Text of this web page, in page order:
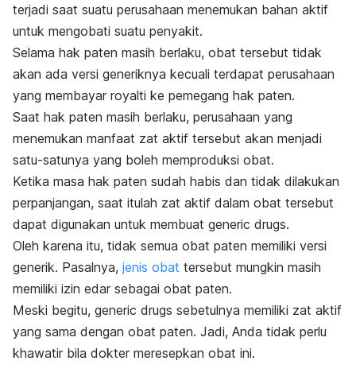
terjadi saat suatu perusahaan menemukan bahan aktif
untuk mengobati suatu penyakit.
Selama hak paten masih berlaku, obat tersebut tidak
akan ada versi generiknya kecuali terdapat perusahaan
yang membayar royalti ke pemegang hak paten.
Saat hak paten masih berlaku, perusahaan yang
menemukan manfaat zat aktif tersebut akan menjadi
satu-satunya yang boleh memproduksi obat.
Ketika masa hak paten sudah habis dan tidak dilakukan
perpanjangan, saat itulah zat aktif dalam obat tersebut
dapat digunakan untuk membuat generic drugs.
Oleh karena itu, tidak semua obat paten memiliki versi
generik. Pasalnya, jenis obat tersebut mungkin masih
memiliki izin edar sebagai obat paten.
Meski begitu, generic drugs sebetulnya memiliki zat aktif
yang sama dengan obat paten. Jadi, Anda tidak perlu
khawatir bila dokter meresepkan obat ini.